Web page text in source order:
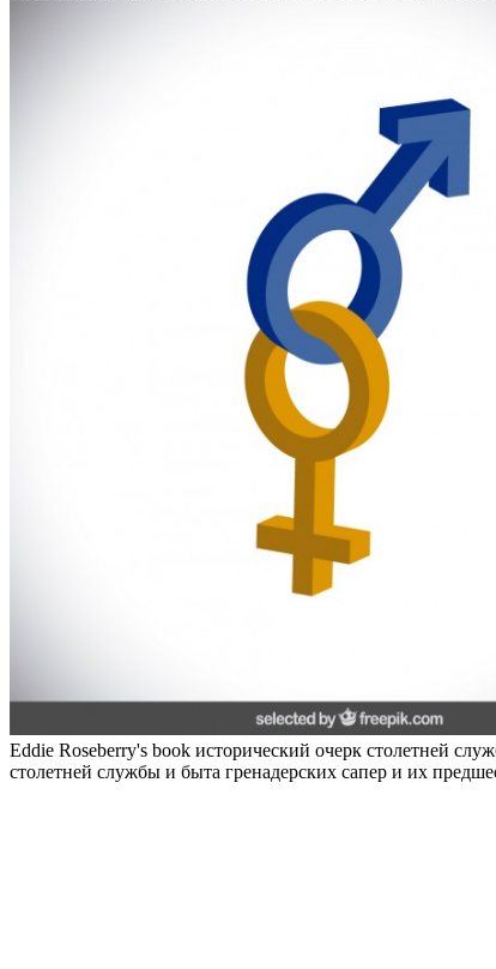
Eddie Roseberry's book исторический очерк столетней
столетней службы и быта гренадерских сапер и их